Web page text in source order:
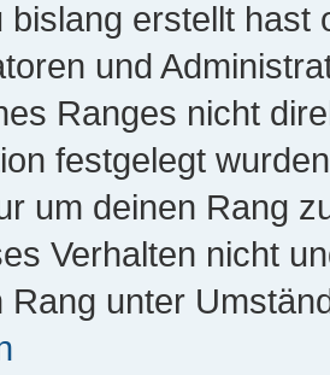
bislang erstellt
und
Ranges nicht
festgelegt
um deinen Rang
Verhalten nicht
Rang unter